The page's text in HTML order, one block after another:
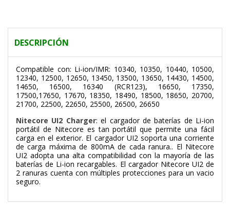
DESCRIPCIÓN
Compatible con: Li-ion/IMR: 10340, 10350, 10440, 10500,
12340, 12500, 12650, 13450, 13500, 13650, 14430, 14500,
14650, 16500, 16340 (RCR123), 16650, 17350,
17500,17650, 17670, 18350, 18490, 18500, 18650, 20700,
21700, 22500, 22650, 25500, 26500, 26650
Nitecore UI2 Charger: el cargador de baterías de Li-ion
portátil de Nitecore es tan portátil que permite una fácil
carga en el exterior. El cargador UI2 soporta una corriente
de carga máxima de 800mA de cada ranura.. El Nitecore
UI2 adopta una alta compatibilidad con la mayoría de las
baterías de Li-ion recargables. El cargador Nitecore UI2 de
2 ranuras cuenta con múltiples protecciones para un vacio
seguro.